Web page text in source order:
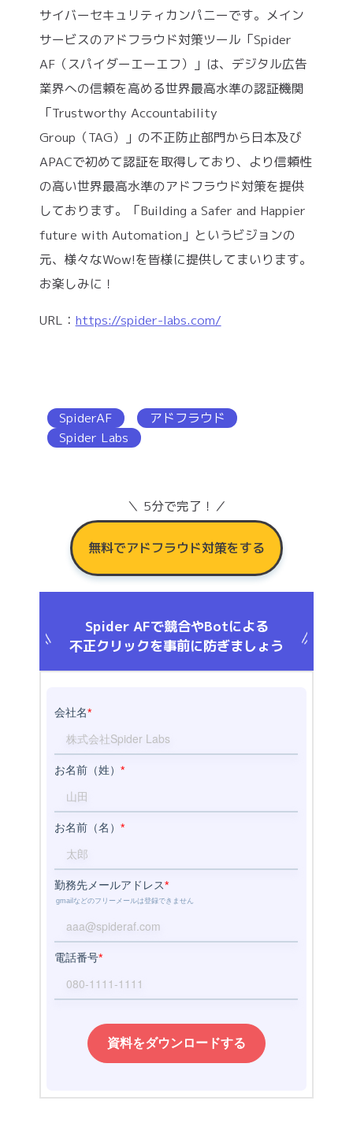
サイバーセキュリティカンパニーです。メイン
サービスのアドフラウド対策ツール「Spider
AF（スパイダーエーエフ）」は、デジタル広告
業界への信頼を高める世界最高水準の認証機関
「Trustworthy Accountability
Group（TAG）」の不正防止部門から日本及び
APACで初めて認証を取得しており、より信頼性
の高い世界最高水準のアドフラウド対策を提供
しております。「Building a Safer and Happier
future with Automation」というビジョンの
元、様々なWow!を皆様に提供してまいります。
お楽しみに！
URL： https://spider-labs.com/
SpiderAF
アドフラウド
Spider Labs
＼ 5分で完了！／
無料でアドフラウド対策をする
Spider AFで競合やBotによる
不正クリックを事前に防ぎましょう